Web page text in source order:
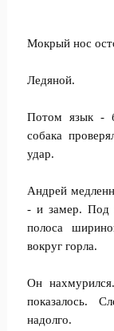
Мокрый нос
Ледяной.
Потом язык -
собака
удар.
Андрей
- и замер. Под
полоса
вокруг горла.
Он
показалось.
надолго.